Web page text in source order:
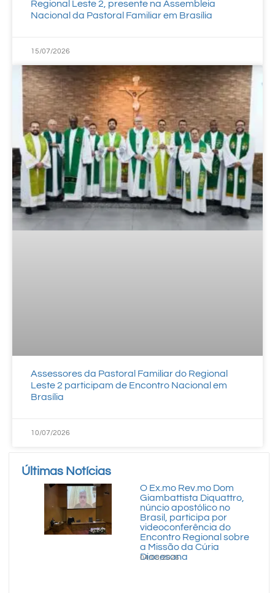
Regional Leste 2, presente na Assembleia
Nacional da Pastoral Familiar em Brasília
15/07/2026
Assessores da Pastoral Familiar do Regional
Leste 2 participam de Encontro Nacional em
Brasília
10/07/2026
Últimas Notícias
O Ex.mo Rev.mo Dom
Giambattista Diquattro,
núncio apostólico no
Brasil, participa por
videoconferência do
Encontro Regional sobre
a Missão da Cúria
Diocesana
04/08/2026